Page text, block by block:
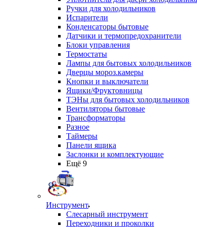
Ручки для холодильников
Испарители
Конденсаторы бытовые
Датчики и термопредохранители
Блоки управления
Термостаты
Лампы для бытовых холодильников
Дверцы мороз.камеры
Кнопки и выключатели
Ящики/Фруктовницы
ТЭНы для бытовых холодильников
Вентиляторы бытовые
Трансформаторы
Разное
Таймеры
Панели ящика
Заслонки и комплектующие
Ещё 9
Инструмент
Слесарный инструмент
Переходники и проколки